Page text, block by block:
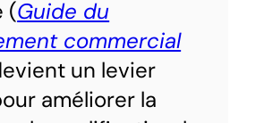
(Guide du
commercial
un levier
améliorer la